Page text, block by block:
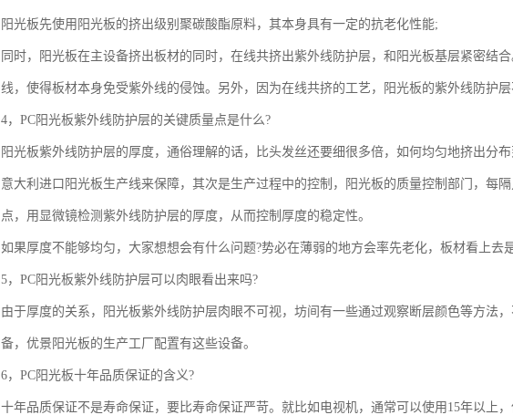
阳光板先使用阳光板的挤出级别聚碳酸酯原料，其本身具有一定的抗老化性能;
同时，阳光板在主设备挤出板材的同时，在线共挤出紫外线防护层，和阳光板基层紧密结
线，使得板材本身免受紫外线的侵蚀。另外，因为在线共挤的工艺，阳光板的紫外线防护层
4，PC阳光板紫外线防护层的关键质量点是什么?
阳光板紫外线防护层的厚度，通俗理解的话，比头发丝还要细很多倍，如何均匀地挤出分
意大利进口阳光板生产线来保障，其次是生产过程中的控制，阳光板的质量控制部门，每
点，用显微镜检测紫外线防护层的厚度，从而控制厚度的稳定性。
如果厚度不能够均匀，大家想想会有什么问题?势必在薄弱的地方会率先老化，板材看上去
5，PC阳光板紫外线防护层可以肉眼看出来吗?
由于厚度的关系，阳光板紫外线防护层肉眼不可视，坊间有一些通过观察断层颜色等方法
备，优景阳光板的生产工厂配置有这些设备。
6，PC阳光板十年品质保证的含义?
十年品质保证不是寿命保证，要比寿命保证严苛。就比如电视机，通常可以使用15年以上